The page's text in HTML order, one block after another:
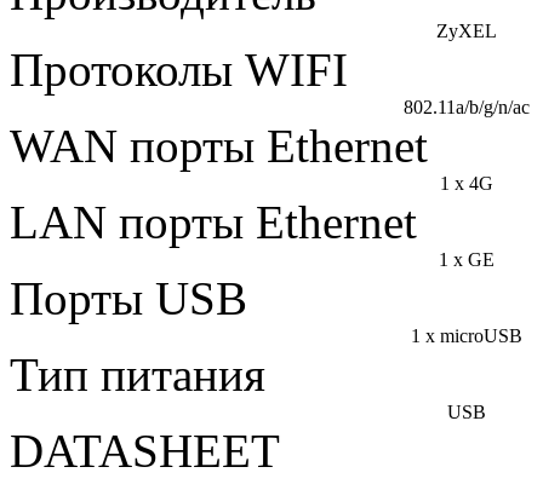
ZyXEL
Протоколы WIFI
802.11a/b/g/n/ac
WAN порты Ethernet
1 x 4G
LAN порты Ethernet
1 x GE
Порты USB
1 x microUSB
Тип питания
USB
DATASHEET